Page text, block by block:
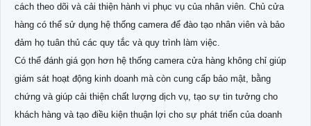
cách theo dõi và cải thiện hành vi phục vụ của nhân viên. Chủ cửa
hàng có thể sử dụng hệ thống camera để đào tạo nhân viên và bảo
đảm họ tuân thủ các quy tắc và quy trình làm việc.
Có thể đánh giá gọn hơn hệ thống camera cửa hàng không chỉ giúp
giám sát hoạt động kinh doanh mà còn cung cấp bảo mật, bằng
chứng và giúp cải thiện chất lượng dịch vụ, tạo sự tin tưởng cho
khách hàng và tạo điều kiện thuận lợi cho sự phát triển của doanh